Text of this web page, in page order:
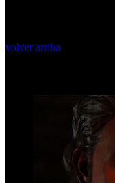
volver arriba